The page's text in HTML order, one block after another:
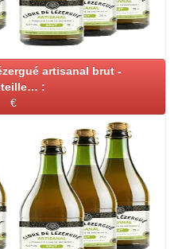
artisanal brut -
:
€